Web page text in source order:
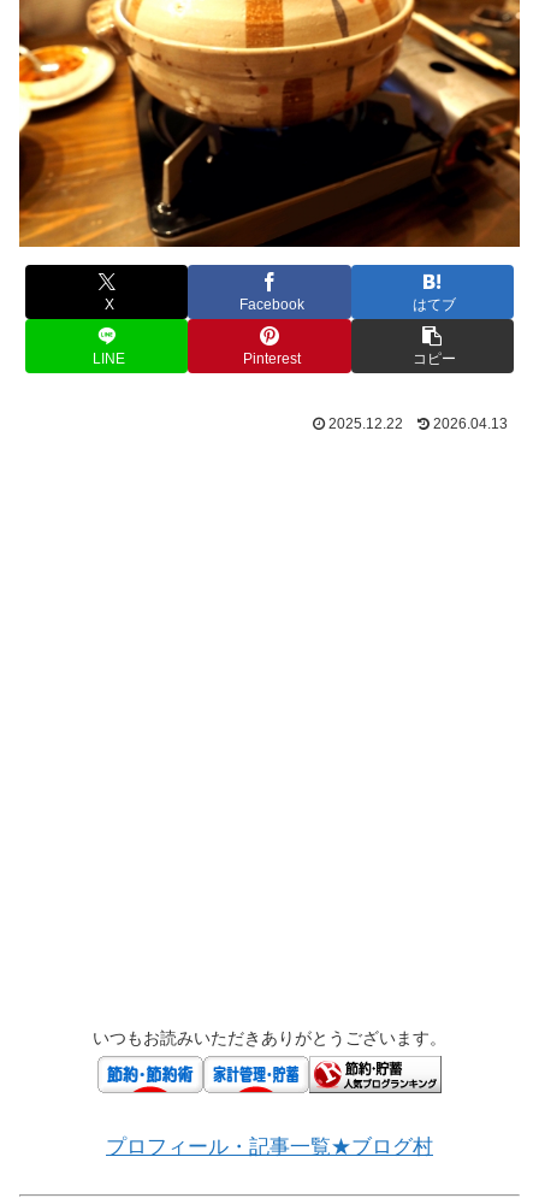
X Facebook はてブ
LINE Pinterest コピー
2025.12.22 2026.04.13
いつもお読みいただきありがとうございます。
プロフィール・記事一覧★ブログ村